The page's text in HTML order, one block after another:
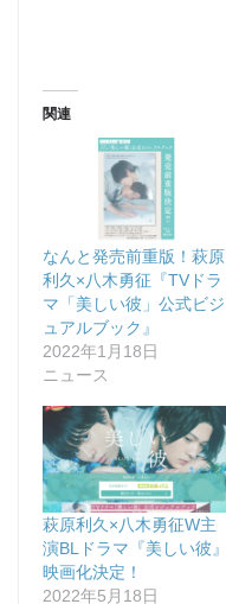
関連
なんと発売前重版！萩原
利久×八木勇征『TVドラ
マ「美しい彼」公式ビジ
ュアルブック』
2022年1月18日
ニュース
萩原利久×八木勇征W主
演BLドラマ『美しい彼』
映画化決定！
2022年5月18日